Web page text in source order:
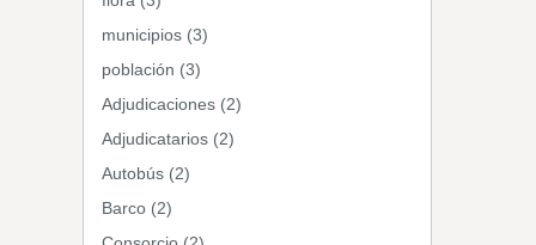
municipios (3)
población (3)
Adjudicaciones (2)
Adjudicatarios (2)
Autobús (2)
Barco (2)